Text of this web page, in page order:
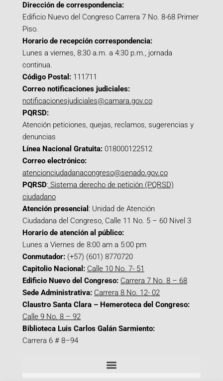
Dirección de correspondencia:
Edificio Nuevo del Congreso Carrera 7 No. 8-68 Primer
Piso.
Horario de recepción correspondencia:
Lunes a viernes, 8:30 a.m. a 4:30 p.m., jornada
continua.
Código Postal: 111711
Correo notificaciones judiciales:
notificacionesjudiciales@camara.gov.co
PQRSD:
Atención peticiones, quejas, reclamos, sugerencias y
denuncias
Línea Nacional Gratuita: 018000122512
Correo electrónico:
atencionciudadanacongreso@senado.gov.co
PQRSD: Sistema derecho de petición (PQRSD)
ciudadano
Atención presencial : Unidad de Atención
Ciudadana del Congreso, Calle 11 No. 5 – 60 Nivel 3
Horario de atención al público:
Lunes a Viernes de 8:00 am a 5:00 pm
Conmutador: (+57) (601) 8770720
Capitolio Nacional: Calle 10 No. 7- 51
Edificio Nuevo del Congreso: Carrera 7 No. 8 – 68
Sede Administrativa: Carrera 8 No. 12- 02
Claustro Santa Clara – Hemeroteca del Congreso:
Calle 9 No. 8 – 92
Biblioteca Luis Carlos Galán Sarmiento:
Carrera 6 # 8–94